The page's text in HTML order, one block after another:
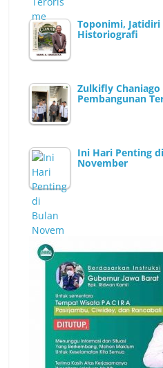
Toponimi,
Historiografi
Zulkifly Chaniago
Pembangunan
Ini Hari Penting
November